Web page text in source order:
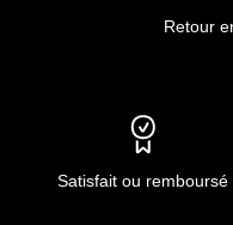
Retour
Satisfait ou remboursé